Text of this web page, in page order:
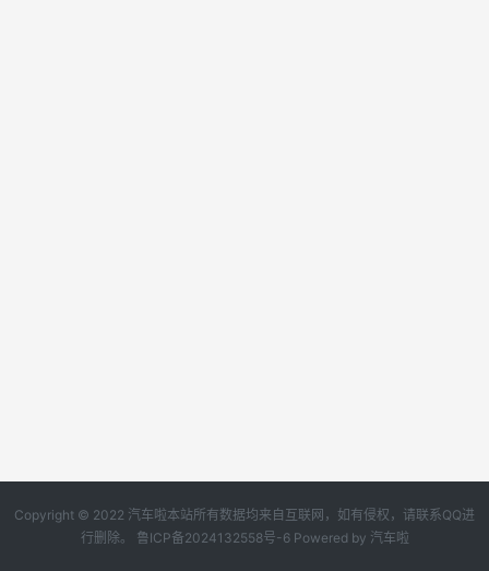
Copyright © 2022 汽车啦本站所有数据均来自互联网，如有侵权，请联系QQ进
行删除。 鲁ICP备2024132558号-6Powered by 汽车啦